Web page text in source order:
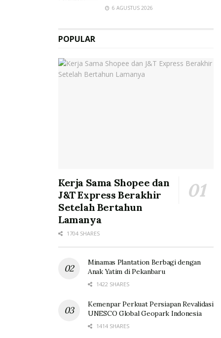
6 AGUSTUS 2026
POPULAR
Kerja Sama Shopee dan
J&T Express Berakhir
Setelah Bertahun
Lamanya
1704 SHARES
Minamas Plantation Berbagi dengan
Anak Yatim di Pekanbaru
1422 SHARES
Kemenpar Perkuat Persiapan Revalidasi
UNESCO Global Geopark Indonesia
1414 SHARES